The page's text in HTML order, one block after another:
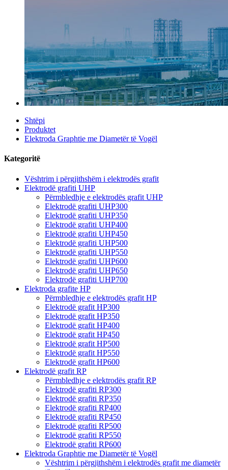
Shtëpi
Produktet
Elektroda Graphtie me Diametër të Vogël
Kategoritë
Vështrim i përgjithshëm i elektrodës grafit
Elektrodë grafiti UHP
Përmbledhje e elektrodës grafit UHP
Elektrodë grafiti UHP300
Elektrodë grafiti UHP350
Elektrodë grafiti UHP400
Elektrodë grafiti UHP450
Elektrodë grafiti UHP500
Elektrodë grafiti UHP550
Elektrodë grafiti UHP600
Elektrodë grafiti UHP650
Elektrodë grafiti UHP700
Elektroda grafite HP
Përmbledhje e elektrodës grafit HP
Elektrodë grafit HP300
Elektrodë grafit HP350
Elektrodë grafit HP400
Elektrodë grafit HP450
Elektrodë grafit HP500
Elektrodë grafit HP550
Elektrodë grafit HP600
Elektrodë grafit RP
Përmbledhje e elektrodës grafit RP
Elektrodë grafiti RP300
Elektrodë grafiti RP350
Elektrodë grafiti RP400
Elektrodë grafiti RP450
Elektrodë grafiti RP500
Elektrodë grafiti RP550
Elektrodë grafiti RP600
Elektroda Graphtie me Diametër të Vogël
Vështrim i përgjithshëm i elektrodës grafit me diametër